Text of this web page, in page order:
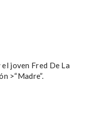
joven Fred De La
>“Madre”.